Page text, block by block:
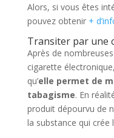
Alors, si vous êtes
pouvez obtenir +
Transiter par une
Après de
cigarette
qu’elle permet de
tabagisme. En
produit dépourvu de
la substance qui crée